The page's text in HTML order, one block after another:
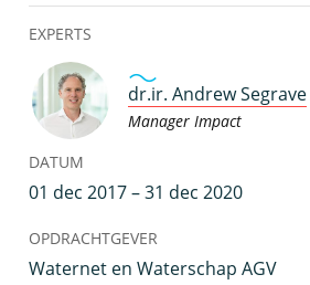
EXPERTS
dr.ir. Andrew Segrave
Manager Impact
DATUM
01 dec 2017 – 31 dec 2020
OPDRACHTGEVER
Waternet en Waterschap AGV